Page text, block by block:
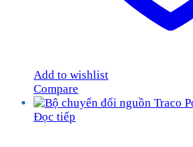
Add to wishlist
Compare
Đọc tiếp